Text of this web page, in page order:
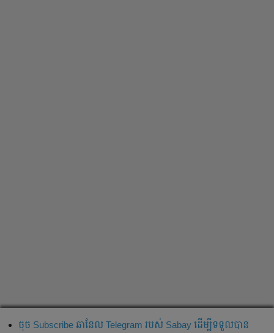
ចុច Subscribe ឆានែល Telegram របស់ Sabay ដើម្បីទទួលបាន